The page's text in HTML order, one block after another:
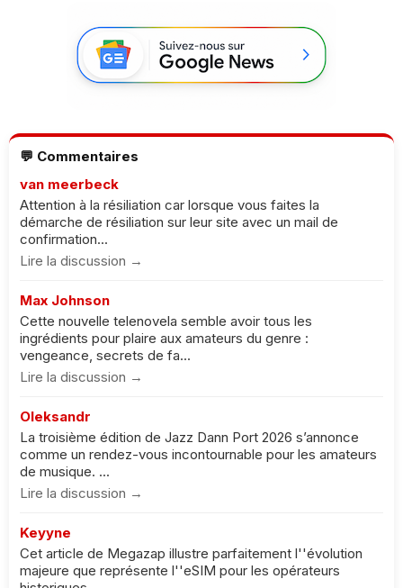
💬 Commentaires
van meerbeck
Attention à la résiliation car lorsque vous faites la
démarche de résiliation sur leur site avec un mail de
confirmation...
Lire la discussion →
Max Johnson
Cette nouvelle telenovela semble avoir tous les
ingrédients pour plaire aux amateurs du genre :
vengeance, secrets de fa...
Lire la discussion →
Oleksandr
La troisième édition de Jazz Dann Port 2026 s’annonce
comme un rendez-vous incontournable pour les amateurs
de musique. ...
Lire la discussion →
Keyyne
Cet article de Megazap illustre parfaitement l''évolution
majeure que représente l''eSIM pour les opérateurs